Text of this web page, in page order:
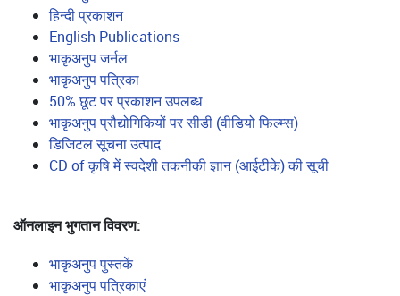
हिन्दी प्रकाशन
English Publications
भाकृअनुप जर्नल
भाकृअनुप पत्रिका
50% छूट पर प्रकाशन उपलब्ध
भाकृअनुप प्रौद्योगिकियों पर सीडी (वीडियो फिल्म्स)
डिजिटल सूचना उत्पाद
CD of कृषि में स्वदेशी तकनीकी ज्ञान (आईटीके) की सूची
ऑनलाइन भुगतान विवरण:
भाकृअनुप पुस्तकें
भाकृअनुप पत्रिकाएं